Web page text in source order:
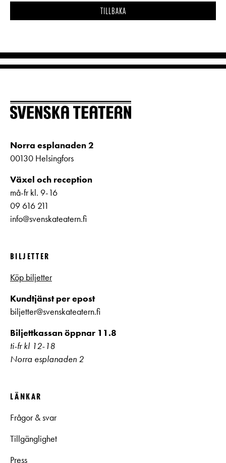
TILLBAKA
Norra esplanaden 2
00130 Helsingfors
Växel och reception
må-fr kl. 9-16
09 616 211
info@svenskateatern.fi
BILJETTER
Köp biljetter
Kundtjänst per epost
biljetter@svenskateatern.fi
Biljettkassan öppnar 11.8
ti-fr kl 12-18
Norra esplanaden 2
LÄNKAR
Frågor & svar
Tillgänglighet
Press